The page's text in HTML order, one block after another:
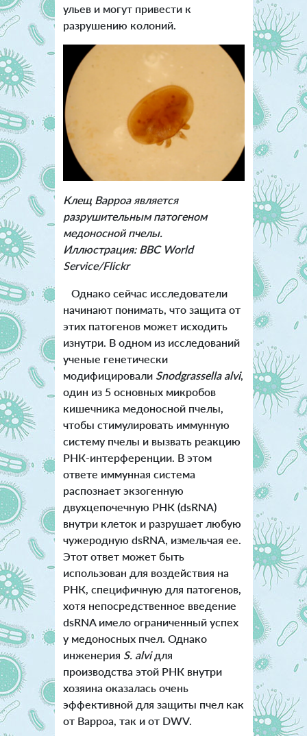
ульев и могут привести к
разрушению колоний.
Клещ Варроа является
разрушительным патогеном
медоносной пчелы.
Иллюстрация: BBC World
Service/Flickr
Однако сейчас исследователи
начинают понимать, что защита от
этих патогенов может исходить
изнутри. В одном из исследований
ученые генетически
модифицировали Snodgrassella alvi,
один из 5 основных микробов
кишечника медоносной пчелы,
чтобы стимулировать иммунную
систему пчелы и вызвать реакцию
РНК-интерференции. В этом
ответе иммунная система
распознает экзогенную
двухцепочечную РНК (dsRNA)
внутри клеток и разрушает любую
чужеродную dsRNA, измельчая ее.
Этот ответ может быть
использован для воздействия на
РНК, специфичную для патогенов,
хотя непосредственное введение
dsRNA имело ограниченный успех
у медоносных пчел. Однако
инженерия S. alviдля
производства этой РНК внутри
хозяина оказалась очень
эффективной для защиты пчел как
от Варроа, так и от DWV.